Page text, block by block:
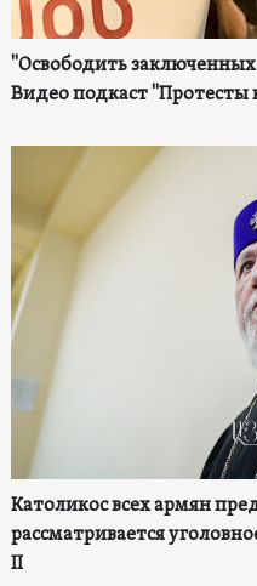
"Освободить
Видео подкаст "Протесты
Католикос всех армян
рассматривается
II